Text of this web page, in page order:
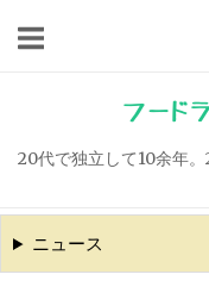
キ
ッ
フード
20代で独立して10余年
ニュース